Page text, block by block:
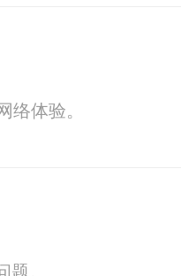
体验。
。